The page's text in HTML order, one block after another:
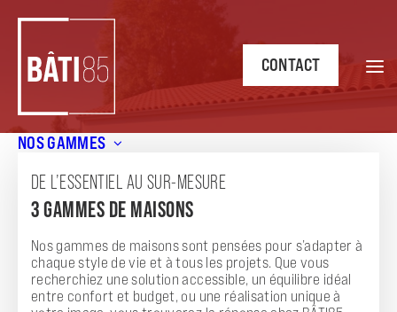
NOS GAMMES
DE L’ESSENTIEL AU SUR-MESURE
3 GAMMES DE MAISONS
Nos gammes de maisons sont pensées pour s’adapter à
chaque style de vie et à tous les projets. Que vous
recherchiez une solution accessible, un équilibre idéal
entre confort et budget, ou une réalisation unique à
CONTACT
Saint-Mathurin – Confort et espace à 241747 €
ANNONCE
PAVILLON FAMILIAL PLAIN-PIED ZEN G À
SAINT-MATHURIN – CONFORT ET ESPACE À
241747 €